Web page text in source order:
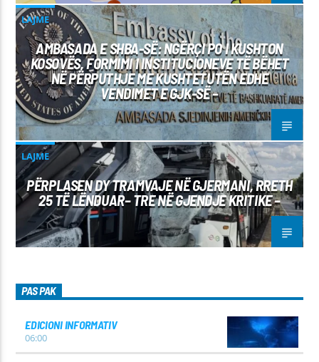
LAJME
AMBASADA E SHBA-SË: NGËRÇI PO I KUSHTON
KOSOVËS, FORMIMI I INSTITUCIONEVE TË BËHET
NË PËRPUTHJE ME KUSHTETUTËN EDHE
VENDIMET E GJK-SË –
LAJME
PËRPLASEN DY TRAMVAJE NË GJERMANI, RRETH
25 TË LËNDUAR– TRE NË GJENDJE KRITIKE –
PAS PAK
EDICIONI INFORMATIV
06:00